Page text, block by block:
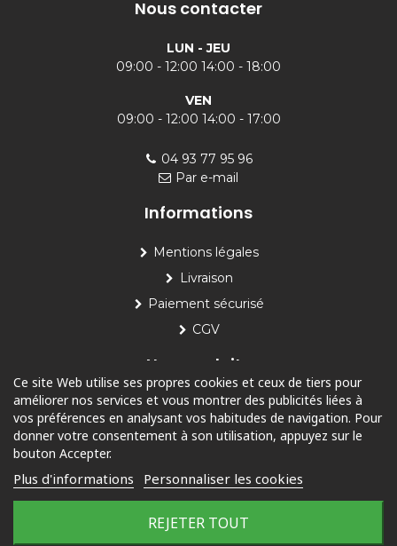
Nous contacter
LUN - JEU
09:00 - 12:00 14:00 - 18:00
VEN
09:00 - 12:00 14:00 - 17:00
04 93 77 95 96
Par e-mail
Informations
Mentions légales
Livraison
Paiement sécurisé
CGV
Nos produits
Piscine
Jardin
Outdoor
Ce site Web utilise ses propres cookies et ceux de tiers pour
améliorer nos services et vous montrer des publicités liées à
vos préférences en analysant vos habitudes de navigation. Pour
donner votre consentement à son utilisation, appuyez sur le
bouton Accepter.
Plus d'informations Personnaliser les cookies
REJETER TOUT